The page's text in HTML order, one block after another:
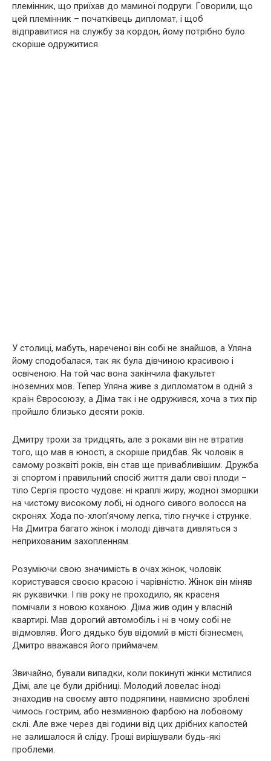
племінник, що приїхав до маминої подруги. Говорили, що
цей племінник – початківець дипломат, і щоб
відправитися на службу за кордон, йому потрібно було
скоріше одружитися.
У столиці, мабуть, нареченої він собі не знайшов, а Уляна
йому сподобалася, так як була дівчиною красивою і
освіченою. На той час вона закінчила факультет
іноземних мов. Тепер Уляна живе з дипломатом в одній з
країн Євросоюзу, а Діма так і не одружився, хоча з тих пір
пройшло близько десяти років.
Дмитру трохи за тридцять, але з роками він не втратив
того, що мав в юності, а скоріше придбав. Як чоловік в
самому розквіті років, він став ще привабливішим. Дружба
зі спортом і правильний спосіб життя дали свої плоди –
тіло Сергія просто чудове: ні краплі жиру, жодної зморшки
на чистому високому лобі, ні одного сивого волосся на
скронях. Хода по-хлоп’ячому легка, тіло гнучке і струнке.
На Дмитра багато жінок і молоді дівчата дивляться з
неприхованим захопленням.
Розуміючи свою значимість в очах жінок, чоловік
користувався своєю красою і чарівністю. Жінок він міняв
як рукавички. І пів року не проходило, як красеня
помічали з новою коханою. Діма жив один у власній
квартирі. Мав дорогий автомобіль і ні в чому собі не
відмовляв. Його дядько був відомий в місті бізнесмен,
Дмитро вважався його приймачем.
Звичайно, бували випадки, коли покинуті жінки мстилися
Дімі, але це були дрібниці. Молодий ловелас іноді
знаходив на своєму авто подряпини, навмисно зроблені
чимось гострим, або незмивною фарбою на лобовому
склі. Але вже через дві години від цих дрібних капостей
не залишалося й сліду. Гроші вирішували будь-які
проблеми.